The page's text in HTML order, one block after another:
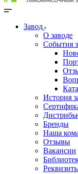
Завод
О заводе
События
История
Бренды
Наша
Отзывы
Вакансии